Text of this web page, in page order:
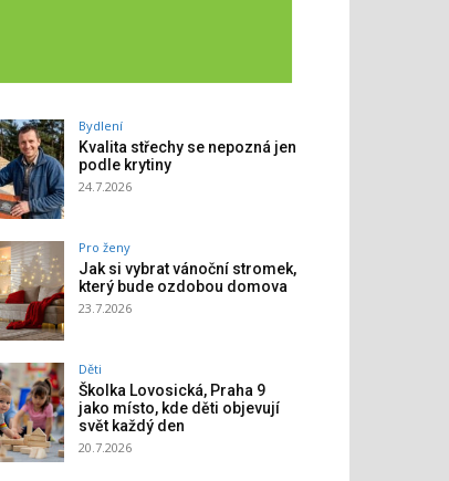
Bydlení
Kvalita střechy se nepozná jen
podle krytiny
24.7.2026
Pro ženy
Jak si vybrat vánoční stromek,
který bude ozdobou domova
23.7.2026
Děti
Školka Lovosická, Praha 9
jako místo, kde děti objevují
svět každý den
20.7.2026